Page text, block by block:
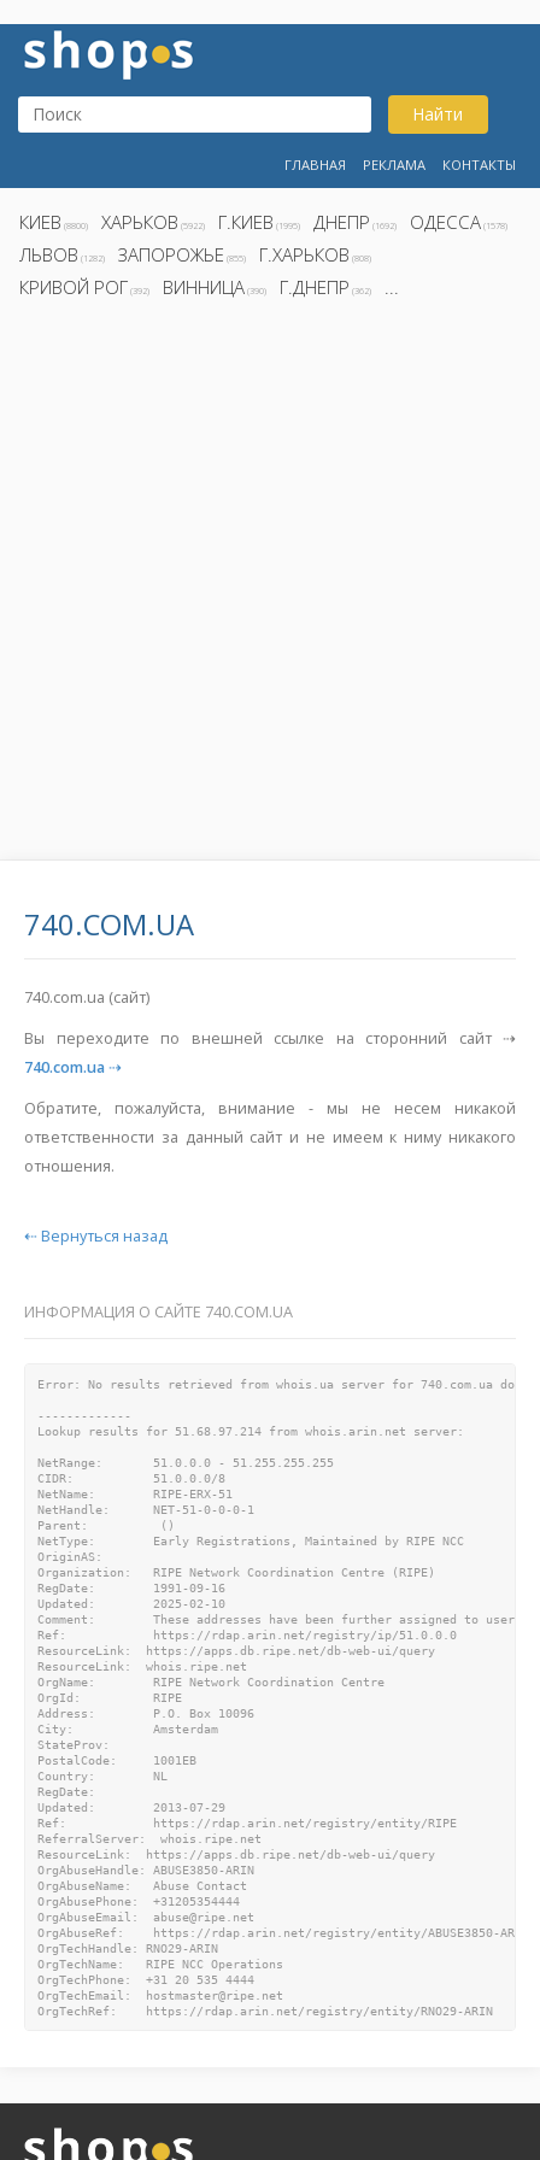
Найти
ГЛАВНАЯ РЕКЛАМА КОНТАКТЫ
КИЕВ (8800) ХАРЬКОВ (5922) Г.КИЕВ (1995) ДНЕПР (1692) ОДЕССА (1578)
ЛЬВОВ (1282) ЗАПОРОЖЬЕ (855) Г.ХАРЬКОВ (808)
КРИВОЙ РОГ (392) ВИННИЦА (390) Г.ДНЕПР (362) ...
740.COM.UA
740.com.ua (сайт)
Вы переходите по внешней ссылке на сторонний сайт ⇢
740.com.ua⇢
Обратите, пожалуйста, внимание - мы не несем никакой
ответственности за данный сайт и не имеем к ниму никакого
отношения.
⇠ Вернуться назад
ИНФОРМАЦИЯ О САЙТЕ 740.COM.UA
Error: No results retrieved from whois.ua server for 740.com.ua
-------------
Lookup results for 51.68.97.214 from whois.arin.net server:
NetRange:       51.0.0.0 - 51.255.255.255
CIDR:           51.0.0.0/8
NetName:        RIPE-ERX-51
NetHandle:      NET-51-0-0-0-1
Parent:          ()
NetType:        Early Registrations, Maintained by RIPE NCC
OriginAS:
Organization:   RIPE Network Coordination Centre (RIPE)
RegDate:        1991-09-16
Updated:        2025-02-10
Comment:        These addresses have been further assigned to
Ref:            https://rdap.arin.net/registry/ip/51.0.0.0
ResourceLink:  https://apps.db.ripe.net/db-web-ui/query
ResourceLink:  whois.ripe.net
OrgName:        RIPE Network Coordination Centre
OrgId:          RIPE
Address:        P.O. Box 10096
City:           Amsterdam
StateProv:
PostalCode:     1001EB
Country:        NL
RegDate:
Updated:        2013-07-29
Ref:            https://rdap.arin.net/registry/entity/RIPE
ReferralServer:  whois.ripe.net
ResourceLink:  https://apps.db.ripe.net/db-web-ui/query
OrgAbuseHandle: ABUSE3850-ARIN
OrgAbuseName:   Abuse Contact
OrgAbusePhone:  +31205354444
OrgAbuseEmail:  abuse@ripe.net
OrgAbuseRef:    https://rdap.arin.net/registry/entity/ABUSE3850-ARIN
OrgTechHandle: RNO29-ARIN
OrgTechName:   RIPE NCC Operations
OrgTechPhone:  +31 20 535 4444
OrgTechEmail:  hostmaster@ripe.net
OrgTechRef:    https://rdap.arin.net/registry/entity/RNO29-ARIN